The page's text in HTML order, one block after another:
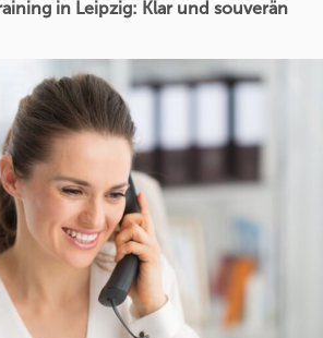
in Leipzig: Klar und souverän